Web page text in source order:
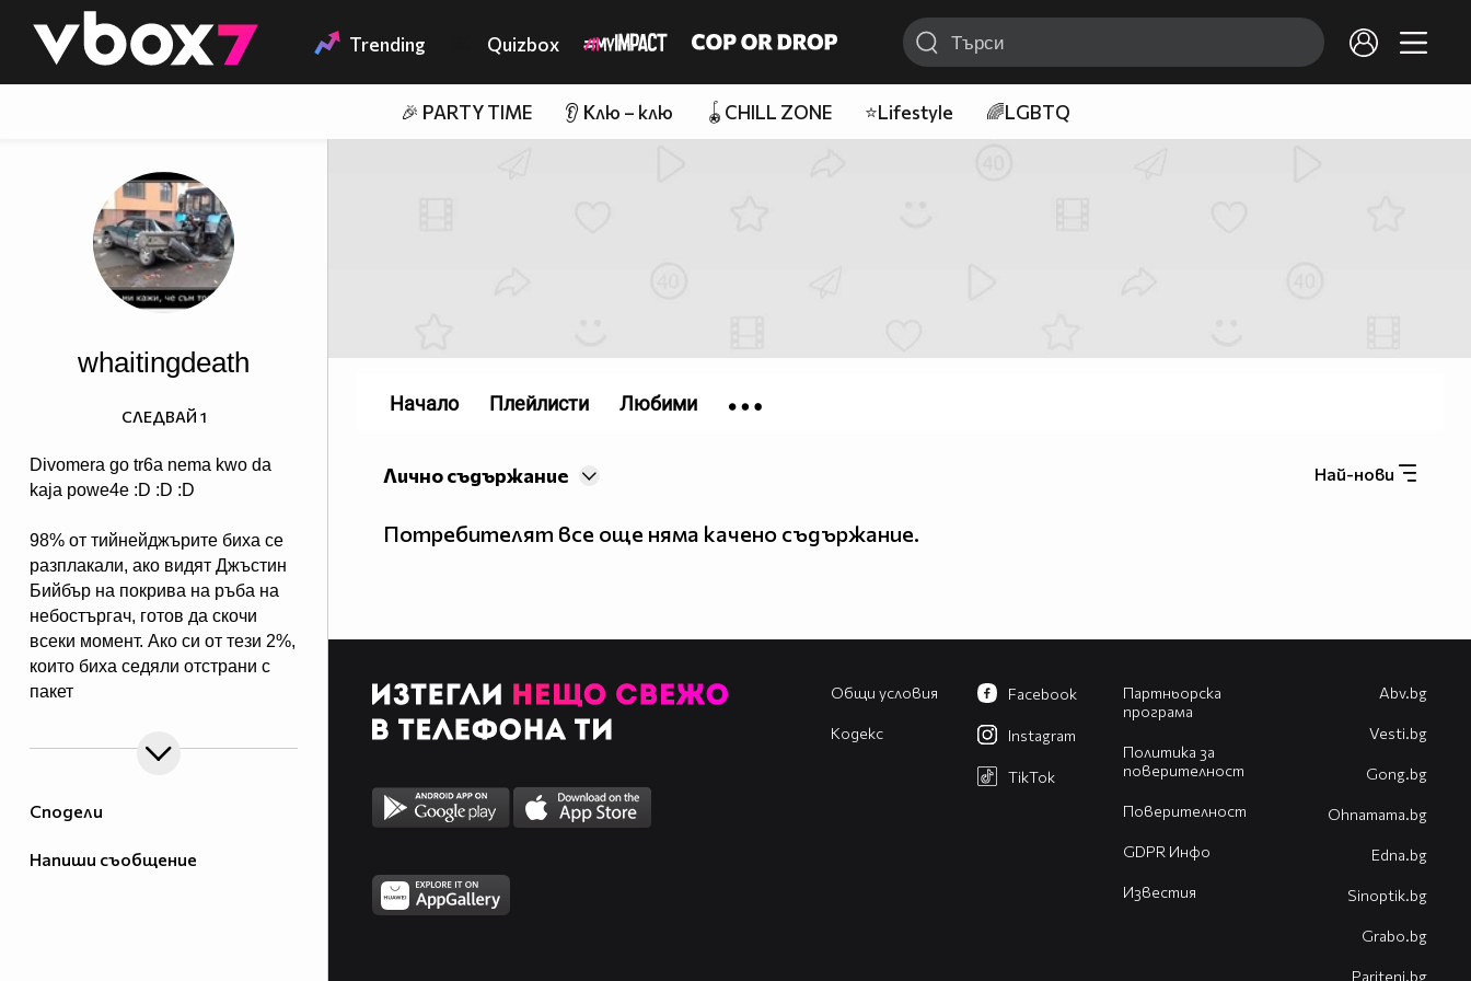
👾 Trending Quizbox
🎉 PARTY TIME 👂 Клю – клю 🪀CHILL ZONE ⭐Lifestyle 🌈LGBTQ
Сподели
Напиши съобщение
whaitingdeath
Divomera go tr6a nema kwo da
kaja powe4e :D :D :D
98% от тийнейджърите биха се
разплакали, ако видят Джъстин
Бийбър на покрива на ръба на
небостъргач, готов да скочи
всеки момент. Ако си от тези 2%,
които биха седяли отстрани с
пакет
ЗАДНО САЛТО, ХАРЕСЙ ТОВА
СЛЕДВАЙ 1
Най-нови
Лично съдържание
Потребителят все още няма качено съдържание.
Начало Плейлисти Любими
Общи условия
Кодекс
Партньорска
програма
Политика за
поверителност
Поверителност
GDPR Инфо
Известия
Facebook
Instagram
TikTok
Abv.bg
Vesti.bg
Gong.bg
Оhnamama.bg
Edna.bg
Sinoptik.bg
Grabo.bg
Pariteni.bg